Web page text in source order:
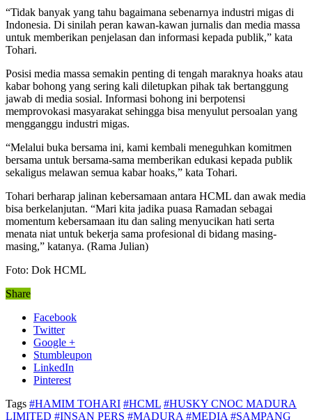
“Tidak banyak yang tahu bagaimana sebenarnya industri migas di
Indonesia. Di sinilah peran kawan-kawan jurnalis dan media massa
untuk memberikan penjelasan dan informasi kepada publik,” kata
Tohari.
Posisi media massa semakin penting di tengah maraknya hoaks atau
kabar bohong yang sering kali diletupkan pihak tak bertanggung
jawab di media sosial. Informasi bohong ini berpotensi
memprovokasi masyarakat sehingga bisa menyulut persoalan yang
mengganggu industri migas.
“Melalui buka bersama ini, kami kembali meneguhkan komitmen
bersama untuk bersama-sama memberikan edukasi kepada publik
sekaligus melawan semua kabar hoaks,” kata Tohari.
Tohari berharap jalinan kebersamaan antara HCML dan awak media
bisa berkelanjutan. “Mari kita jadika puasa Ramadan sebagai
momentum kebersamaan itu dan saling menyucikan hati serta
menata niat untuk bekerja sama profesional di bidang masing-
masing,” katanya. (Rama Julian)
Foto: Dok HCML
Share
Facebook
Twitter
Google +
Stumbleupon
LinkedIn
Pinterest
Tags #HAMIM TOHARI #HCML #HUSKY CNOC MADURA
LIMITED #INSAN PERS #MADURA #MEDIA #SAMPANG